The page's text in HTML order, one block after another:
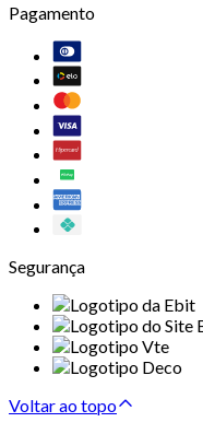
Pagamento
Segurança
Voltar ao topo